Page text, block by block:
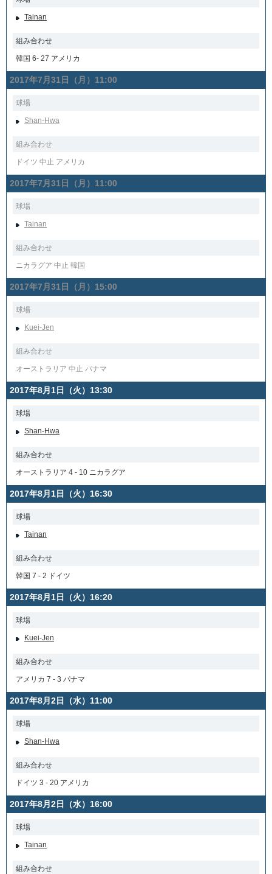
Tainan
組み合わせ
韓国 6- 27 アメリカ
2017年7月31日（月）11:00
球場
Shan-Hwa
組み合わせ
ドイツ 中止 アメリカ
2017年7月31日（月）11:00
球場
Tainan
組み合わせ
ニカラグア 中止 韓国
2017年7月31日（月）15:00
球場
Kuei-Jen
組み合わせ
オーストラリア 中止 パナマ
2017年8月1日（火）13:30
球場
Shan-Hwa
組み合わせ
オーストラリア 4 - 10 ニカラグア
2017年8月1日（火）16:30
球場
Tainan
組み合わせ
韓国 7 - 2 ドイツ
2017年8月1日（火）16:20
球場
Kuei-Jen
組み合わせ
アメリカ 7 - 3 パナマ
2017年8月2日（水）11:00
球場
Shan-Hwa
組み合わせ
ドイツ 3 - 20 アメリカ
2017年8月2日（水）16:00
球場
Tainan
組み合わせ